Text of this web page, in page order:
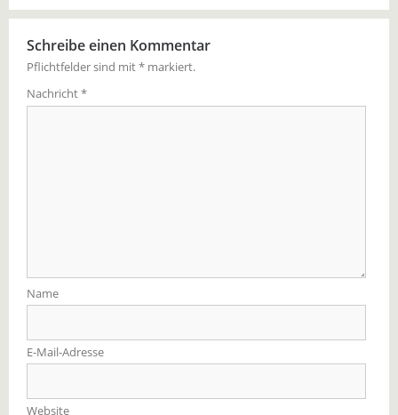
Schreibe einen Kommentar
Pflichtfelder sind mit* markiert.
Nachricht*
Name
E-Mail-Adresse
Website